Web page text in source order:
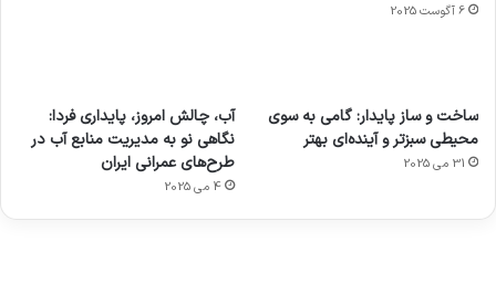
6 آگوست 2025
ساخت و ساز پایدار: گامی به سوی
محیطی سبزتر و آینده‌ای بهتر
31 می 2025
آب، چالش امروز، پایداری فردا:
نگاهی نو به مدیریت منابع آب در
طرح‌های عمرانی ایران
4 می 2025
برای
کشف
توسط
ژاکت
مجازی
…
توسط
ساعت
هوشمند
با طعم
توسط
ژاکت
در
های
2023
توسط